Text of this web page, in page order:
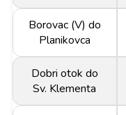
Borovac (V) do
Planikovca
Dobri otok do
Sv. Klementa